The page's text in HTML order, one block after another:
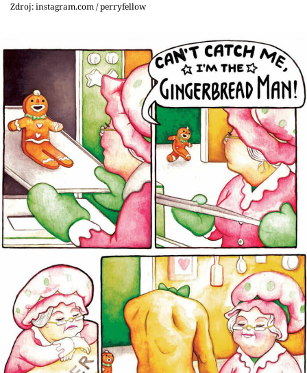
Zdroj: instagram.com / perryfellow